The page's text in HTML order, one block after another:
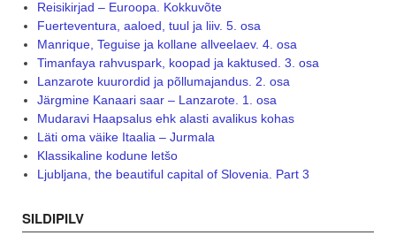
Reisikirjad – Euroopa. Kokkuvõte
Fuerteventura, aaloed, tuul ja liiv. 5. osa
Manrique, Teguise ja kollane allveelaev. 4. osa
Timanfaya rahvuspark, koopad ja kaktused. 3. osa
Lanzarote kuurordid ja põllumajandus. 2. osa
Järgmine Kanaari saar – Lanzarote. 1. osa
Mudaravi Haapsalus ehk alasti avalikus kohas
Läti oma väike Itaalia – Jurmala
Klassikaline kodune letšo
Ljubljana, the beautiful capital of Slovenia. Part 3
SILDIPILV